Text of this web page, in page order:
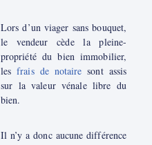
Lors d’un viager sans bouquet,
le vendeur cède la pleine-
propriété du bien immobilier,
lesfrais de notaire sont assis
sur la valeur vénale libre du
bien.
Il n’y a donc aucune différence